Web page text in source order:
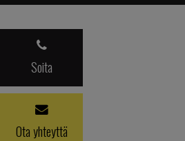
Soita
Ota yhteyttä